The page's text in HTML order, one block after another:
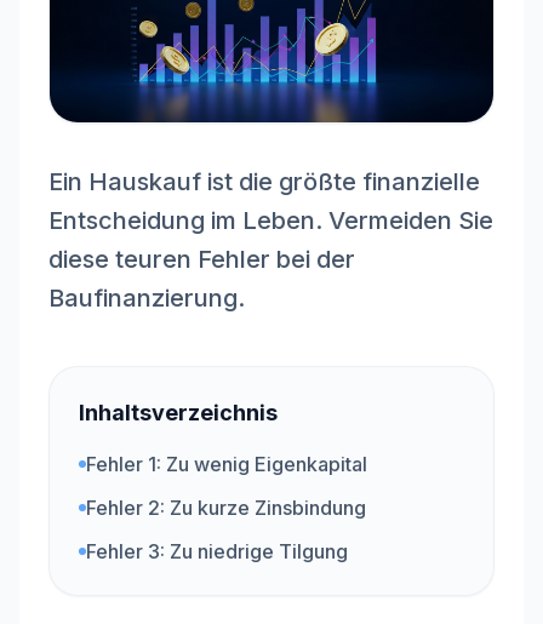
Ein Hauskauf ist die größte finanzielle
Entscheidung im Leben. Vermeiden Sie
diese teuren Fehler bei der
Baufinanzierung.
Inhaltsverzeichnis
Fehler 1: Zu wenig Eigenkapital
Fehler 2: Zu kurze Zinsbindung
Fehler 3: Zu niedrige Tilgung